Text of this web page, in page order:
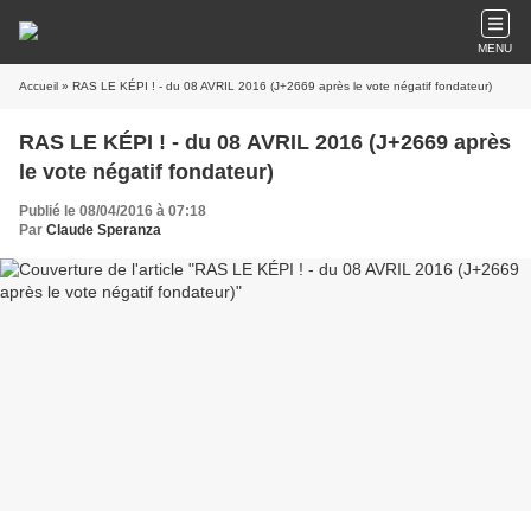
MENU
Accueil » RAS LE KÉPI ! - du 08 AVRIL 2016 (J+2669 après le vote négatif fondateur)
RAS LE KÉPI ! - du 08 AVRIL 2016 (J+2669 après
le vote négatif fondateur)
Publié le 08/04/2016 à 07:18
Par Claude Speranza